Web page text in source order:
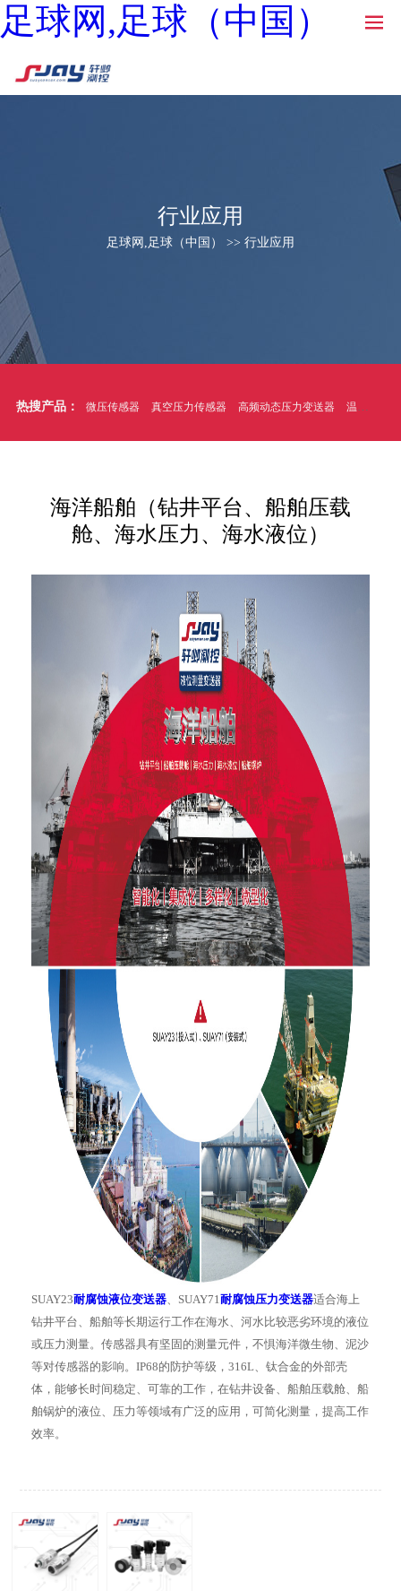
足球网,足球（中国）
行业应用
足球网,足球（中国） >> 行业应用
热搜产品： 微压传感器 真空压力传感器 高频动态压力变送器 温压一体式压力传感器
海洋船舶（钻井平台、船舶压载
舱、海水压力、海水液位）
SUAY23耐腐蚀液位变送器、SUAY71 耐腐蚀压力变送器适合海上
钻井平台、船舶等长期运行工作在海水、河水比较恶劣环境的液位
或压力测量。传感器具有坚固的测量元件，不惧海洋微生物、泥沙
等对传感器的影响。IP68的防护等级，316L、钛合金的外部壳
体，能够长时间稳定、可靠的工作，在钻井设备、船舶压载舱、船
舶锅炉的液位、压力等领域有广泛的应用，可简化测量，提高工作
效率。